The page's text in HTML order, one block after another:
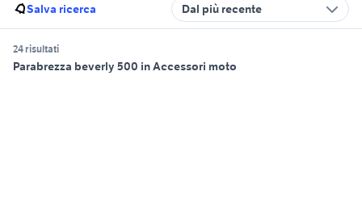
Salva ricerca Dal più recente
24 risultati
Parabrezza beverly 500 in Accessori moto